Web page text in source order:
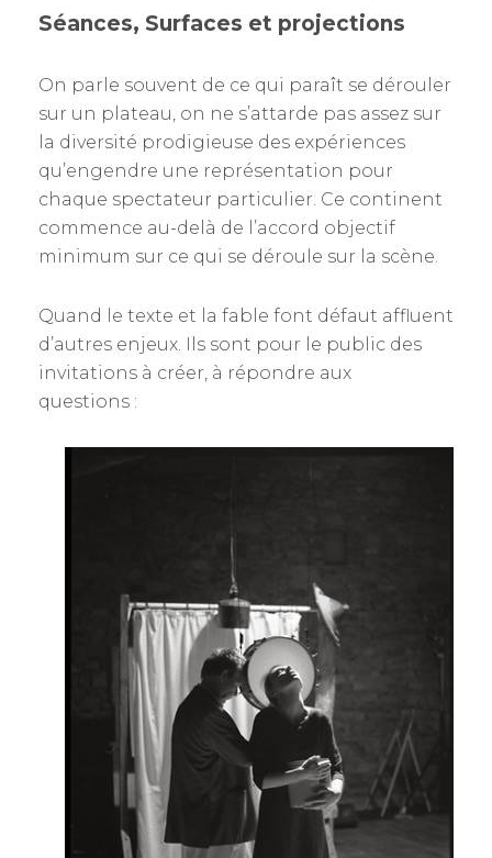
Séances, Surfaces et projections
On parle souvent de ce qui paraît se dérouler
sur un plateau, on ne s’attarde pas assez sur
la diversité prodigieuse des expériences
qu’engendre une représentation pour
chaque spectateur particulier. Ce continent
commence au-delà de l’accord objectif
minimum sur ce qui se déroule sur la scène.
Quand le texte et la fable font défaut affluent
d’autres enjeux. Ils sont pour le public des
invitations à créer, à répondre aux
questions :